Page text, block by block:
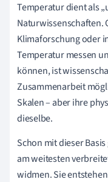
Temperatur dient als
Naturwissenschaften.
Klimaforschung oder
Temperatur messen
können, ist
Zusammenarbeit
Skalen – aber ihre
dieselbe.
Schon mit dieser
am weitesten
widmen. Sie